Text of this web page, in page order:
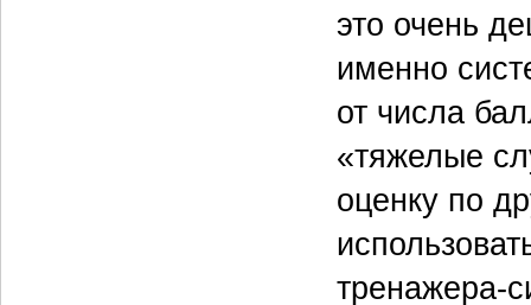
это очень
именно
от числа
«тяжелые
оценку по